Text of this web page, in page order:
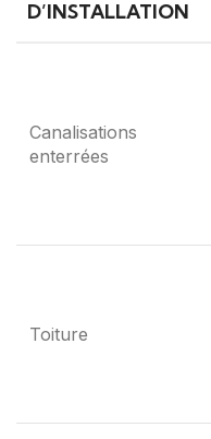
D’INSTALLATION
Canalisations
enterrées
Toiture